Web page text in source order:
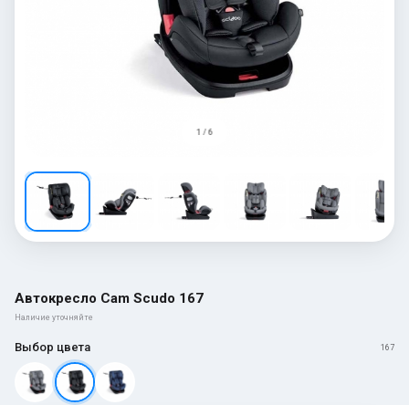
1 / 6
Автокресло Cam Scudo 167
Наличие уточняйте
Выбор цвета 167